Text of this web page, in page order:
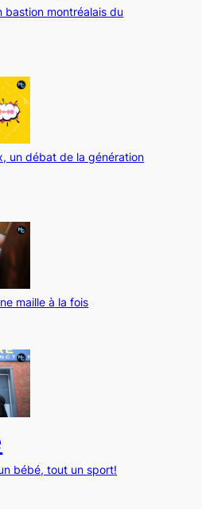
bastion montréalais du
un débat de la génération
maille à la fois
bébé, tout un sport!